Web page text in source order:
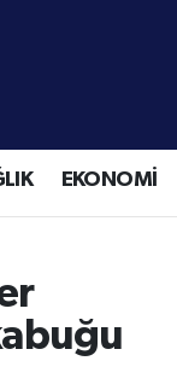
EKONOMİ